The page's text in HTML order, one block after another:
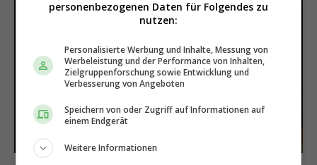
Nationalspieler
wollen im Januar
wegen der WM
wechseln
personenbezogenen Daten für Folgendes zu
nutzen:
Personalisierte Werbung und Inhalte, Messung von
Werbeleistung und der Performance von Inhalten,
Zielgruppenforschung sowie Entwicklung und
Verbesserung von Angeboten
Speichern von oder Zugriff auf Informationen auf
einem Endgerät
Weitere Informationen